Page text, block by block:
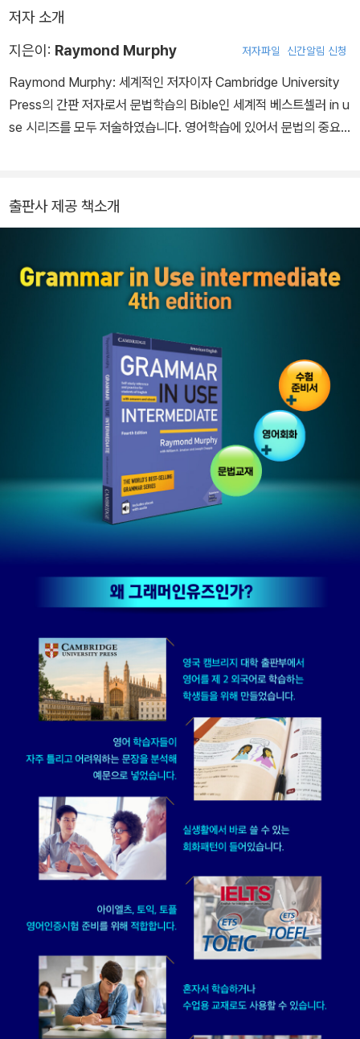
저자 소개
지은이: Raymond Murphy 저자파일 신간알림 신청
Raymond Murphy: 세계적인 저자이자 Cambridge University
Press의 간판 저자로서 문법학습의 Bible인 세계적 베스트셀러 in u
se 시리즈를 모두 저술하였습니다. 영어학습에 있어서 문법의 중요
출판사 제공 책소개